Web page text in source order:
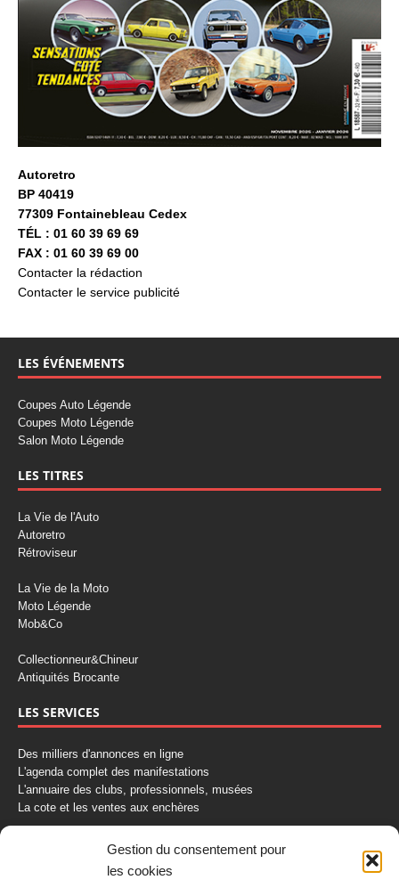
Gestion du consentement pour
les cookies
Autoretro
BP 40419
77309 Fontainebleau Cedex
TÉL : 01 60 39 69 69
FAX : 01 60 39 69 00
Contacter la rédaction
Contacter le service publicité
LES ÉVÉNEMENTS
Coupes Auto Légende
Coupes Moto Légende
Salon Moto Légende
LES TITRES
La Vie de l'Auto
Autoretro
Rétroviseur
La Vie de la Moto
Moto Légende
Mob&Co
Collectionneur&Chineur
Antiquités Brocante
LES SERVICES
Des milliers d'annonces en ligne
L'agenda complet des manifestations
L'annuaire des clubs, professionnels, musées
La cote et les ventes aux enchères
La Boutique du Collectionneur